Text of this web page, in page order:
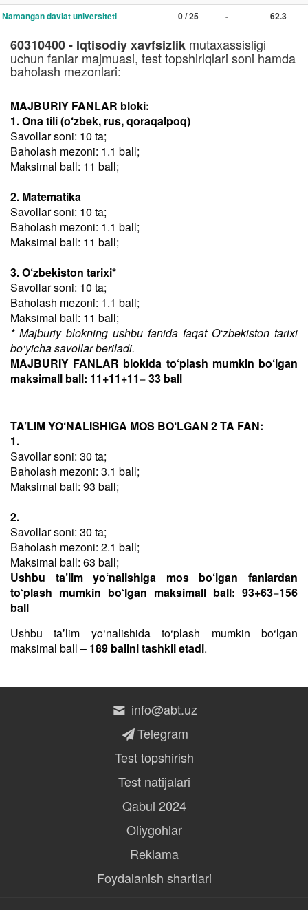
Namangan davlat universiteti
0 / 25 - 62.3
60310400 - Iqtisodiy xavfsizlik mutaxassisligi
uchun fanlar majmuasi, test topshiriqlari soni hamda
baholash mezonlari:
MAJBURIY FANLAR bloki:
1. Ona tili (o‘zbek, rus, qoraqalpoq)
Savollar soni: 10 ta;
Baholash mezoni: 1.1 ball;
Maksimal ball: 11 ball;
2. Matematika
Savollar soni: 10 ta;
Baholash mezoni: 1.1 ball;
Maksimal ball: 11 ball;
3. O‘zbekiston tarixi*
Savollar soni: 10 ta;
Baholash mezoni: 1.1 ball;
Maksimal ball: 11 ball;
* Majburiy blokning ushbu fanida faqat O‘zbekiston tarixi
bo‘yicha savollar beriladi.
MAJBURIY FANLAR blokida to‘plash mumkin bo‘lgan
maksimall ball: 11+11+11= 33 ball
TA’LIM YO‘NALISHIGA MOS BO‘LGAN 2 TA FAN:
1.
Savollar soni: 30 ta;
Baholash mezoni: 3.1 ball;
Maksimal ball: 93 ball;
2.
Savollar soni: 30 ta;
Baholash mezoni: 2.1 ball;
Maksimal ball: 63 ball;
Ushbu ta’lim yo‘nalishiga mos bo‘lgan fanlardan
to‘plash mumkin bo‘lgan maksimall ball: 93+63=156
ball
Ushbu taʼlim yo‘nalishida to‘plash mumkin bo‘lgan
maksimal ball – 189 ballni tashkil etadi.
info@abt.uz
Telegram
Test topshirish
Test natijalari
Qabul 2024
Oliygohlar
Reklama
Foydalanish shartlari